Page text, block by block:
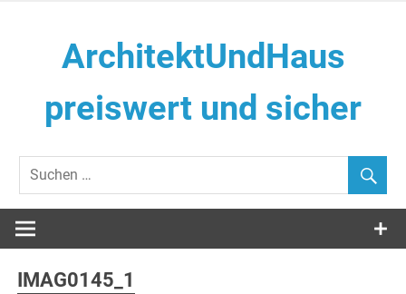
ArchitektUndHaus
preiswert und sicher
IMAG0145_1